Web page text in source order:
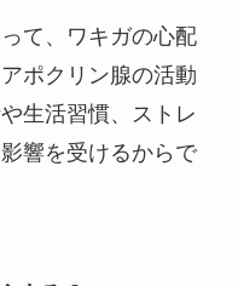
て、ワキガの心配
ポクリン腺の活動
生活習慣、ストレ
響を受けるからで